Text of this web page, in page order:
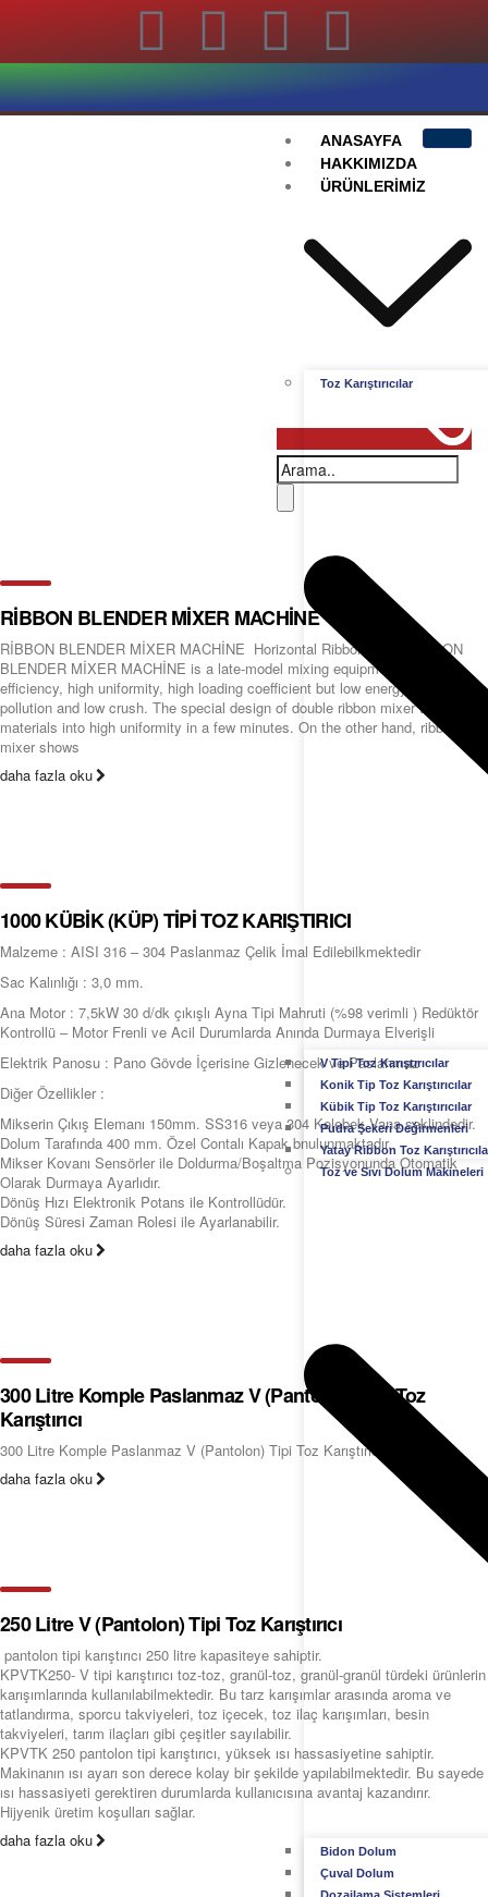
ANASAYFA
HAKKIMIZDA
ÜRÜNLERIMIZ
Toz Karıştırıcılar
V Tipi Toz Karıştırıcılar
Konik Tip Toz Karıştırıcılar
Kübik Tip Toz Karıştırıcılar
Pudra Şekeri Değirmenleri
Yatay Ribbon Toz
Toz ve Sıvı Dolum Makineleri
Bidon Dolum
Çuval Dolum
RİBBON BLENDER MİXER MACHİNE
RİBBON BLENDER MİXER MACHİNE Horizontal Ribbon Mixer RİBBON
BLENDER MİXER MACHİNE is a late-model mixing equipment with high
efficiency, high uniformity, high loading coefficient but low energy cost, low
pollution and low crush. The special design of double ribbon mixer the
materials into high uniformity in a few minutes. On the other hand, ribbon
mixer shows
daha fazla oku
1000 KÜBİK (KÜP) TİPİ TOZ KARIŞTIRICI
Malzeme : AISI 316 – 304 Paslanmaz Çelik İmal Edilebilkmektedir
Sac Kalınlığı : 3,0 mm.
Ana Motor : 7,5kW 30 d/dk çıkışlı Ayna Tipi Mahruti (%98 verimli ) Redüktör
Kontrollü – Motor Frenli ve Acil Durumlarda Anında Durmaya Elverişli
Elektrik Panosu : Pano Gövde İçerisine Gizlenecek ve Paslanmaz
Diğer Özellikler :
Mikserin Çıkış Elemanı 150mm. SS316 veya 304 Kelebek Vana şeklindedir.
Dolum Tarafında 400 mm. Özel Contalı Kapak bnulunmaktadır.
Mikser Kovanı Sensörler ile Doldurma/Boşaltma Pozisyonunda Otomatik
Olarak Durmaya Ayarlıdır.
Dönüş Hızı Elektronik Potans ile Kontrollüdür.
Dönüş Süresi Zaman Rolesi ile Ayarlanabilir.
daha fazla oku
300 Litre Komple Paslanmaz V (Pantolon) Tipi Toz
Karıştırıcı
300 Litre Komple Paslanmaz V (Pantolon) Tipi Toz Karıştırıcı
daha fazla oku
250 Litre V (Pantolon) Tipi Toz Karıştırıcı
pantolon tipi karıştırıcı 250 litre kapasiteye sahiptir.
KPVTK250- V tipi karıştırıcı toz-toz, granül-toz, granül-granül türdeki ürünlerin
karışımlarında kullanılabilmektedir. Bu tarz karışımlar arasında aroma ve
tatlandırma, sporcu takviyeleri, toz içecek, toz ilaç karışımları, besin
takviyeleri, tarım ilaçları gibi çeşitler sayılabilir.
KPVTK 250 pantolon tipi karıştırıcı, yüksek ısı hassasiyetine sahiptir.
Makinanın ısı ayarı son derece kolay bir şekilde yapılabilmektedir. Bu sayede
ısı hassasiyeti gerektiren durumlarda kullanıcısına avantaj kazandırır.
Hijyenik üretim koşulları sağlar.
daha fazla oku